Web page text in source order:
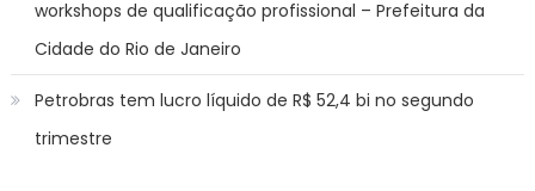
workshops de qualificação profissional – Prefeitura da
Cidade do Rio de Janeiro
Petrobras tem lucro líquido de R$ 52,4 bi no segundo
trimestre